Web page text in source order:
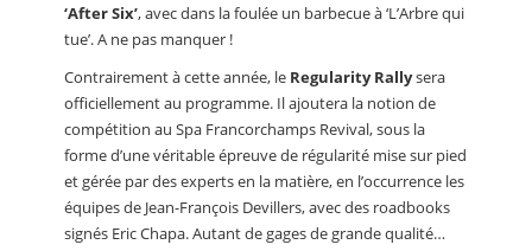
‘After Six’, avec dans la foulée un barbecue à ‘L’Arbre qui
tue’. A ne pas manquer !
Contrairement à cette année, le Regularity Rallysera
officiellement au programme. Il ajoutera la notion de
compétition au Spa Francorchamps Revival, sous la
forme d’une véritable épreuve de régularité mise sur pied
et gérée par des experts en la matière, en l’occurrence les
équipes de Jean-François Devillers, avec des roadbooks
signés Eric Chapa. Autant de gages de grande qualité…